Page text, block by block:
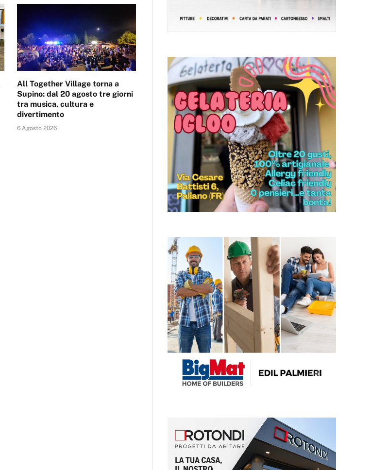
All Together Village torna a
Supino: dal 20 agosto tre giorni
tra musica, cultura e
divertimento
6 Agosto 2026